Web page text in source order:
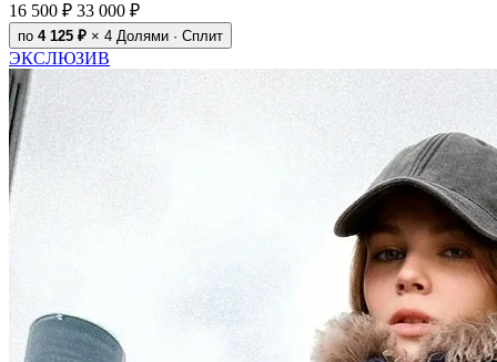
16 500 ₽ 33 000 ₽
по 4 125 ₽ × 4 Долями · Сплит
ЭКСЛЮЗИВ